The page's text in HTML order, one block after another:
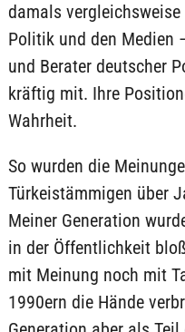
damals
Politik und den Medien
und Berater deutscher
kräftig mit. Ihre
Wahrheit.
So wurden die
Türkeistämmigen über
Meiner Generation
in der Öffentlichkeit
mit Meinung noch mit
1990ern die Hände